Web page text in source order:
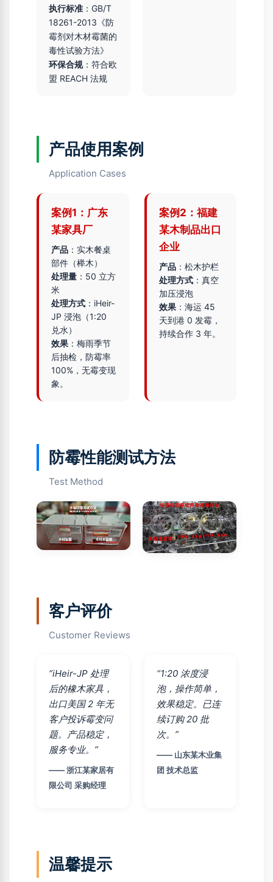
执行标准 ：GB/T
18261-2013《防
霉剂对木材霉菌的
毒性试验方法》
环保合规：符合欧
盟 REACH 法规
产品使用案例
Application Cases
案例1：广东
某家具厂
产品 ：实木餐桌
部件（榉木）
处理量 ：50 立方
米
处理方式 ：iHeir-
JP 浸泡（1:20
兑水）
效果 ：梅雨季节
后抽检，防霉率
100%，无霉变现
象。
案例2：福建
某木制品出口
企业
产品：松木护栏
处理方式：真空
加压浸泡
效果：海运 45
天到港 0 发霉，
持续合作 3 年。
防霉性能测试方法
Test Method
客户评价
Customer Reviews
“iHeir-JP 处理
后的橡木家具，
出口美国 2 年无
客户投诉霉变问
题。产品稳定，
服务专业。”
—— 浙江某家居有
限公司 采购经理
“1:20 浓度浸
泡，操作简单，
效果稳定。已连
续订购 20 批
次。”
—— 山东某木业集
团 技术总监
温馨提示